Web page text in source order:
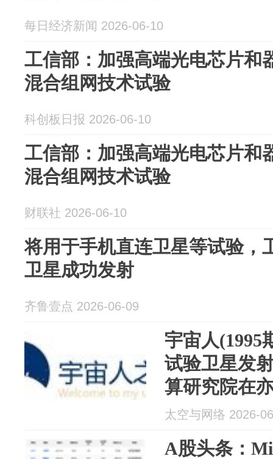
每日经济新闻 2026-06-10
工信部：加强高端光电芯片和
混合组网技术试验
科创板日报 2026-06-10
工信部：加强高端光电芯片和
混合组网技术试验
财联社 2026-06-10
将用于手机直连卫星等试验，
卫星成功发射
齐鲁壹点 2026-06-09
宇宙人(1995
试验卫星发
算研究院在
2GHz频谱方
太空与网络 2026-
A股头条：